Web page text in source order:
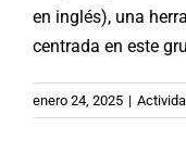
en inglés), una
centrada en este
enero 24, 2025 |